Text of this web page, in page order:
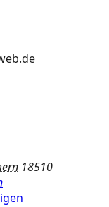
18510